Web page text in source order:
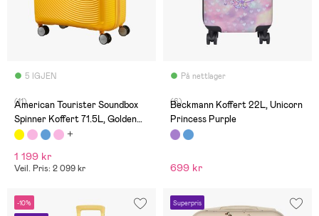
5 IGJEN
(11)
American Tourister Soundbox
Spinner Koffert 71.5L, Golden
Yellow
1 199 kr
Veil. Pris: 2 099 kr
På nettlager
(6)
Beckmann Koffert 22L, Unicorn
Princess Purple
699 kr
-10% Superpris